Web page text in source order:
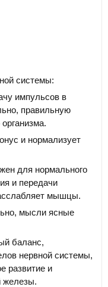
системы:
импульсов в
правильную
и нормализует
для нормального
и передачи
мышцы.
мысли ясные
баланс,
нервной системы,
развитие и
железы.